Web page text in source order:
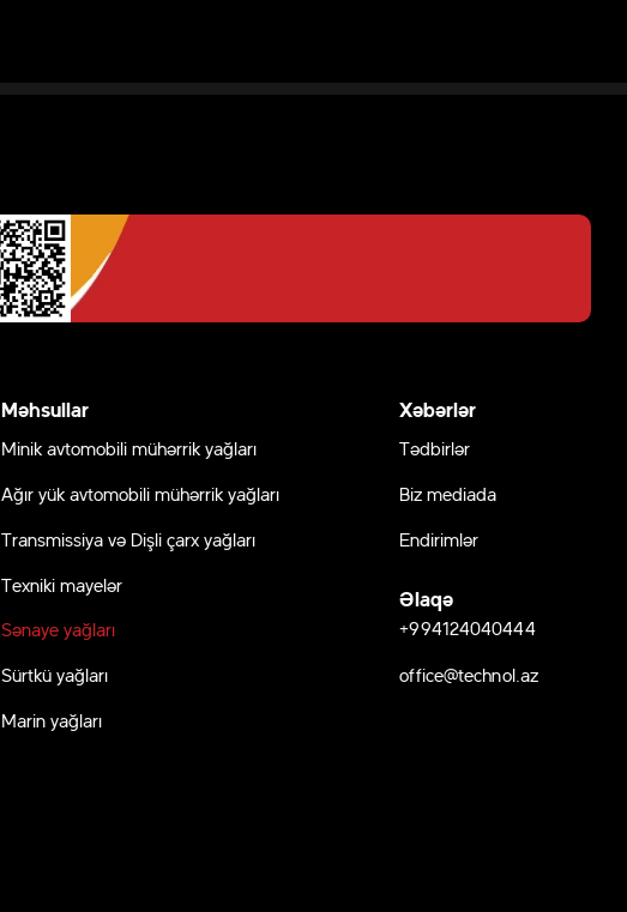
Məhsullar
Minik avtomobili mühərrik yağları
Ağır yük avtomobili mühərrik yağları
Transmissiya və Dişli çarx yağları
Texniki mayelər
Sənaye yağları
Sürtkü yağları
Marin yağları
Xəbərlər
Tədbirlər
Biz mediada
Endirimlər
Əlaqə
+994124040444
office@technol.az